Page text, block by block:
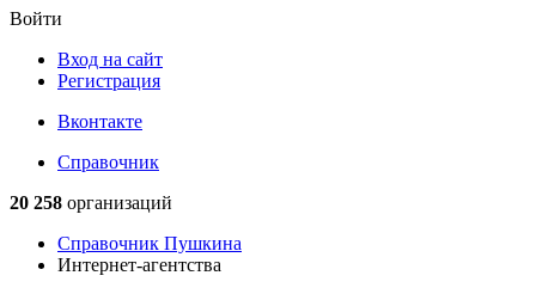
Войти
Вход на сайт
Регистрация
Вконтакте
Справочник
20 258 организаций
Справочник Пушкина
Интернет-агентства